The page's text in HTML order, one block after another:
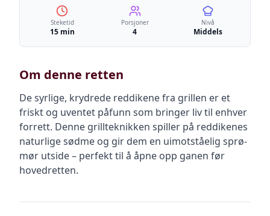
Steketid
15 min
Porsjoner
4
Nivå
Middels
Om denne retten
De syrlige, krydrede reddikene fra grillen er et
friskt og uventet påfunn som bringer liv til enhver
forrett. Denne grillteknikken spiller på reddikenes
naturlige sødme og gir dem en uimotståelig sprø-
mør utside – perfekt til å åpne opp ganen før
hovedretten.